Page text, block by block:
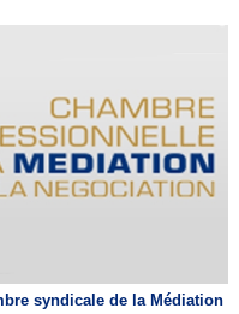
syndicale de la Médiation